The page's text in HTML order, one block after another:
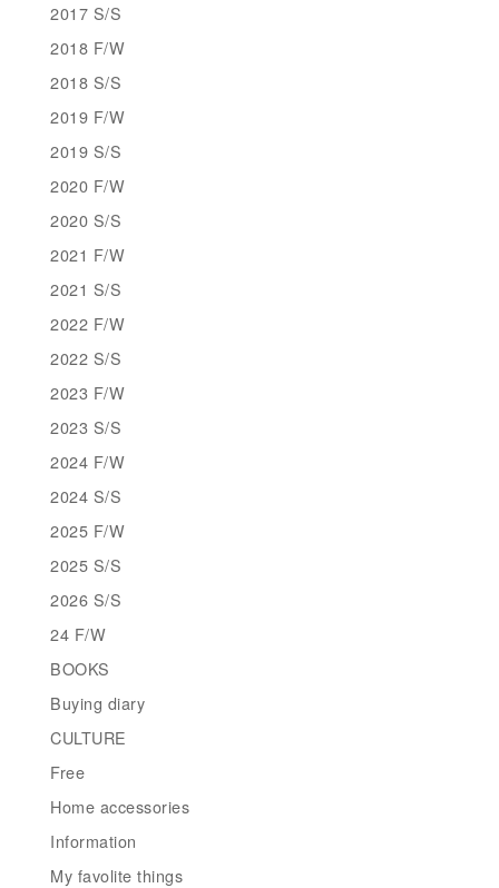
2017 S/S
2018 F/W
2018 S/S
2019 F/W
2019 S/S
2020 F/W
2020 S/S
2021 F/W
2021 S/S
2022 F/W
2022 S/S
2023 F/W
2023 S/S
2024 F/W
2024 S/S
2025 F/W
2025 S/S
2026 S/S
24 F/W
BOOKS
Buying diary
CULTURE
Free
Home accessories
Information
My favolite things